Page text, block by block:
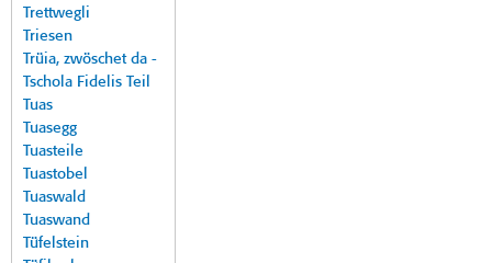
Trettwegli
Triesen
Trüia, zwöschet da -
Tschola Fidelis Teil
Tuas
Tuasegg
Tuasteile
Tuastobel
Tuaswald
Tuaswand
Tüfelstein